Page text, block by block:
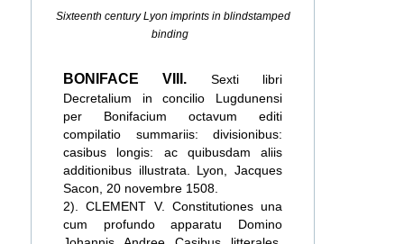
Sixteenth century Lyon imprints in blindstamped
binding
BONIFACE VIII. Sexti libri
Decretalium in concilio Lugdunensi
per Bonifacium octavum editi
compilatio summariis: divisionibus:
casibus longis: ac quibusdam aliis
additionibus illustrata. Lyon, Jacques
Sacon, 20 novembre 1508.
2). CLEMENT V. Constitutiones una
cum profundo apparatu Domino